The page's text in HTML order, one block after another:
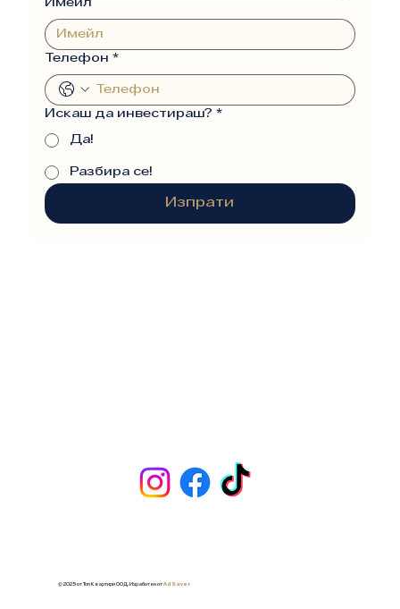
Имейл
Телефон *
Искаш да инвестираш? *
Да!
Разбира се!
Изпрати
© 2025 от Топ Квартири ООД. Изработен отAd Saver